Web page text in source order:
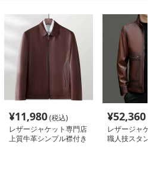
¥11,980(税込)
レザージャケット専門店
上質牛革シンプル襟付き
¥52,360
レザージャケ
職人技スタン